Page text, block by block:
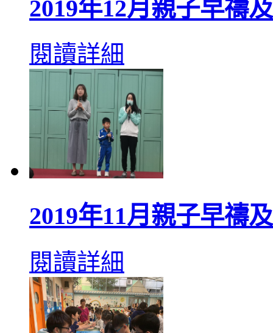
2019年12月親子早禱
閱讀詳細
2019年11月親子早禱
閱讀詳細